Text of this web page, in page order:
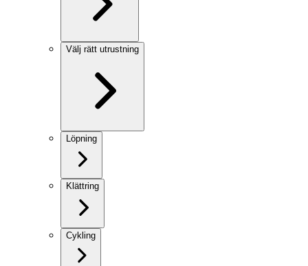
Välj rätt utrustning
Löpning
Klättring
Cykling